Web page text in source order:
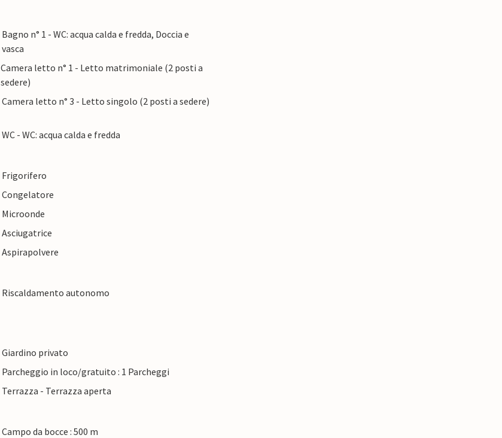
Bagno n° 1 - WC: acqua calda e fredda, Doccia e
vasca
Camera letto n° 1 - Letto matrimoniale (2 posti a
sedere)
Camera letto n° 3 - Letto singolo (2 posti a sedere)
WC - WC: acqua calda e fredda
Frigorifero
Congelatore
Microonde
Asciugatrice
Aspirapolvere
Riscaldamento autonomo
Giardino privato
Parcheggio in loco/gratuito : 1 Parcheggi
Terrazza - Terrazza aperta
Campo da bocce : 500 m